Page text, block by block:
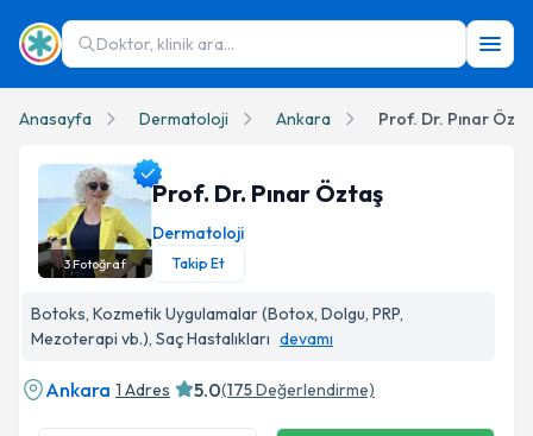
Doktor, klinik ara...
Anasayfa Dermatoloji Ankara Prof. Dr. Pınar
3Fotoğraf
Prof. Dr. Pınar Öztaş
Dermatoloji
Takip Et
Botoks, Kozmetik Uygulamalar (Botox, Dolgu, PRP,
Mezoterapi vb.), Saç Hastalıkları devamı
Ankara 1 Adres 5.0(175Değerlendirme)